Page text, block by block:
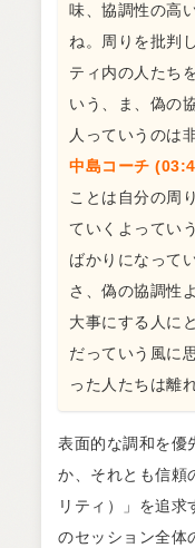
味、協調性の高
ね。周りを批判
ティ内の人たち
いう、ま、偽の
人っていうのは
中島コーチ
ことは自分の周
ていくよってい
ばかりになって
さ、偽の協調性
大事にする人に
だっていう風に
った人たちは離
表面的な調和を優
か、それとも信頼
リティ）」を追求
のセッション全体